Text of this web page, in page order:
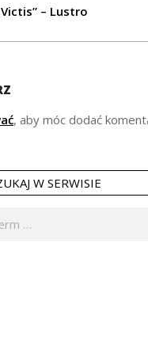
– Lustro
, aby móc dodać
W SERWISIE